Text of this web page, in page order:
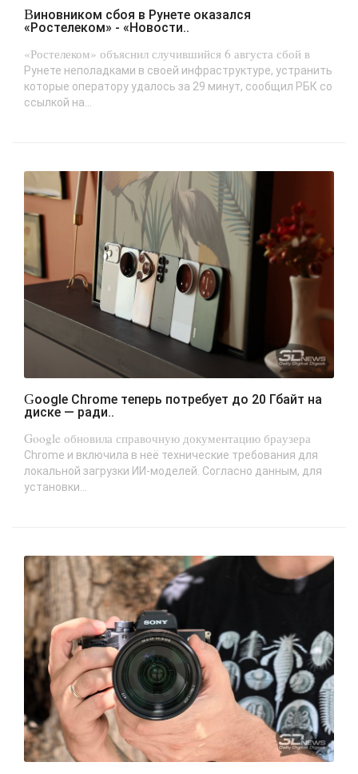
Виновником сбоя в Рунете оказался
«Ростелеком» - «Новости..
«Ростелеком» объяснил случившийся 6 августа сбой в
Рунете неполадками в своей инфраструктуре, устранить
которые оператору удалось за 29 минут, сообщил РБК со
ссылкой на...
Google Chrome теперь потребует до 20 Гбайт на
диске — ради..
Google обновила справочную документацию браузера
Chrome и включила в неё технические требования для
локальной загрузки ИИ-моделей. Согласно данным, для
установки...